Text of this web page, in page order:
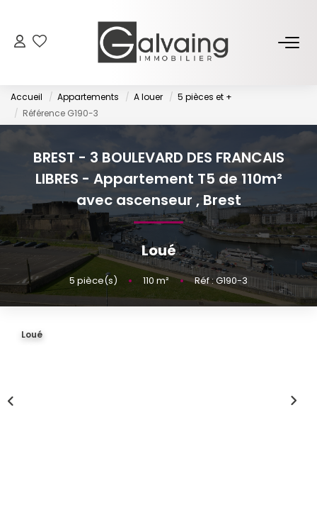
À Vendre
À Louer
PROGRAMMES NEUFS
ESTIMER
GESTION LOCATIVE
L’AGENCE
Accueil Appartements A louer
5 pièces et +
Référence G190-3
BREST - 3 BOULEVARD DES FRANCAIS
LIBRES - Appartement T5 de 110m²
avec ascenseur , Brest
Loué
5 pièce(s) • 110 m² • Réf : G190-3
Loué